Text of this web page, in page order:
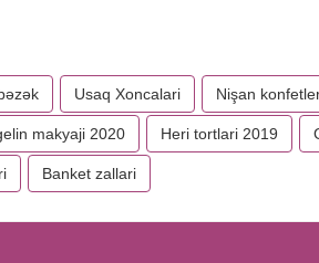
Usaq Xoncalari Nişan
makyaji 2020 Heri tortlari 2019
Banket zallari